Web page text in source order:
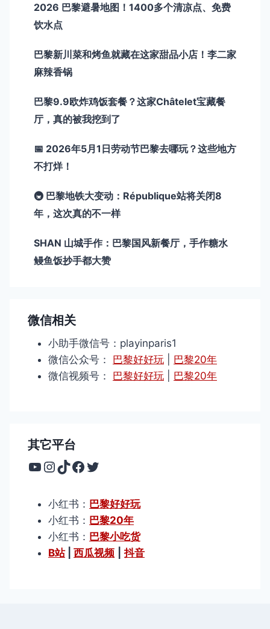
2026 巴黎避暑地图！1400多个清凉点、免费
饮水点
巴黎新川菜和烤鱼就藏在这家甜品小店！李二家
麻辣香锅
巴黎9.9欧炸鸡饭套餐？这家Châtelet宝藏餐
厅，真的被我挖到了
📅 2026年5月1日劳动节巴黎去哪玩？这些地方
不打烊！
🚇 巴黎地铁大变动：République站将关闭8
年，这次真的不一样
SHAN 山城手作：巴黎国风新餐厅，手作糖水
鳗鱼饭抄手都大赞
微信相关
小助手微信号：playinparis1
微信公众号： 巴黎好好玩
巴黎20年
微信视频号： 巴黎好好玩 巴黎20年
其它平台
YouTube
Instagram
TikTok
Facebook
Twitter
小红书： 巴黎好好玩
小红书： 巴黎20年
小红书： 巴黎小吃货
B站| 西瓜视频 抖音